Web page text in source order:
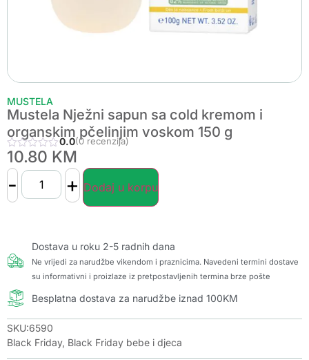
MUSTELA
Mustela Nježni sapun sa cold kremom i
organskim pčelinjim voskom 150 g
0.0(0 recenzija)
10.80 KM
- + Dodaj u korpu
Dostava u roku 2-5 radnih dana
Ne vrijedi za narudžbe vikendom i praznicima. Navedeni termini dostave
su informativni i proizlaze iz pretpostavljenih termina brze pošte
Besplatna dostava za narudžbe iznad 100KM
SKU:6590
Black Friday, Black Friday bebe i djeca